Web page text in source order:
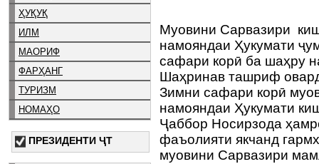
ҲУҚУҚ
ИЛМ
МАОРИФ
ФАРҲАНГ
ТУРИЗМ
НОМАҲО
ПРЕЗИДЕНТИ ҶТ
Муовини Сарвазири
намояндаи Ҳукумати
сафари корӣ ба шаҳру
Шаҳринав ташриф
Зимни сафари корӣ
намояндаи Ҳукумати
Ҷаббор Носирзода
фаъолияти якчанд
муовини Сарвазири